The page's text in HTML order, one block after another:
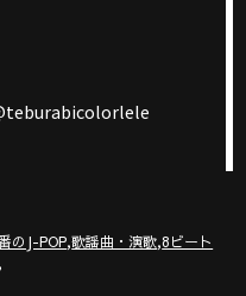
のJ-POP,歌謡曲・演歌,8ビート
,